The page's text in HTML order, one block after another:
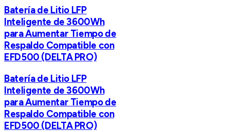
Batería de Litio LFP
Inteligente de 3600Wh
para Aumentar Tiempo de
Respaldo Compatible con
EFD500 (DELTA PRO)
Batería de Litio LFP
Inteligente de 3600Wh
para Aumentar Tiempo de
Respaldo Compatible con
EFD500 (DELTA PRO)